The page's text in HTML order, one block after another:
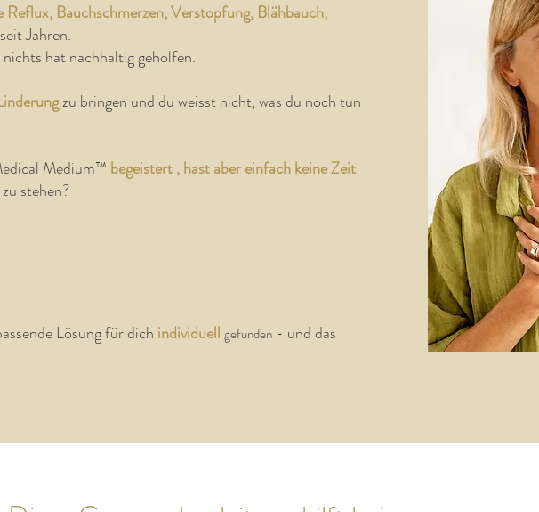
Reflux, Bauchschmerzen, Verstopfung, Blähbauch,
Jahren.
hat nachhaltig geholfen.
zu bringen und du weisst nicht, was du noch tun
Medium™ begeistert, hast aber einfach keine Zeit
stehen?
Lösung für dich individuell gefunden - und das